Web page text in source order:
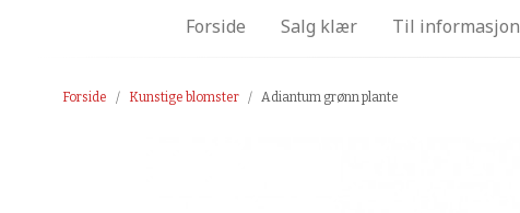
Forside Salg klær Til informasjon
Forside Kunstige blomster Adiantum grønn plante